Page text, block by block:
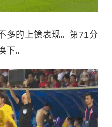
多的上镜表现。第71分
下。